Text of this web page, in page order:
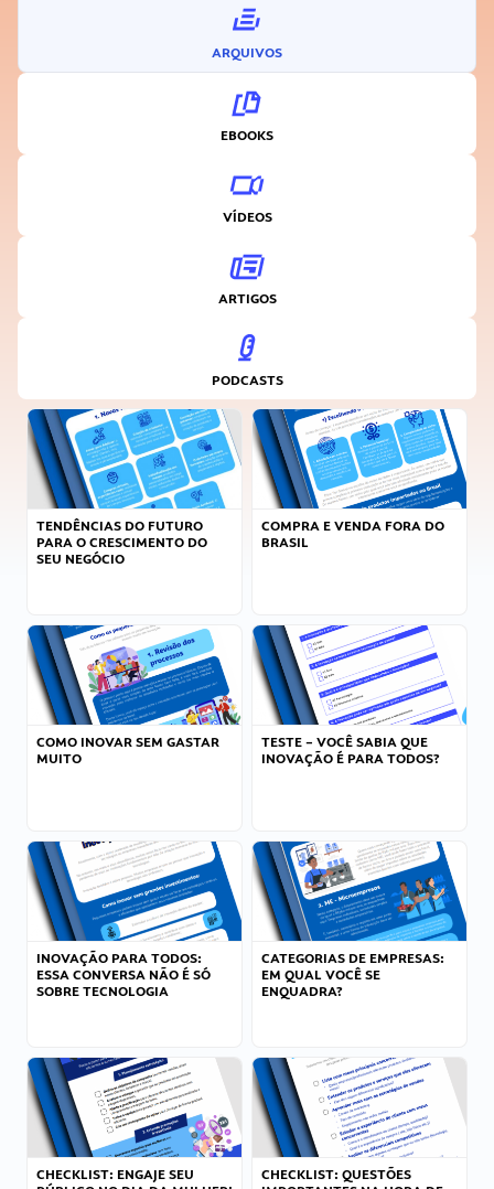
ARQUIVOS
EBOOKS
VÍDEOS
ARTIGOS
PODCASTS
TENDÊNCIAS DO FUTURO
PARA O CRESCIMENTO DO
SEU NEGÓCIO
COMPRA E VENDA FORA DO
BRASIL
COMO INOVAR SEM GASTAR
MUITO
TESTE – VOCÊ SABIA QUE
INOVAÇÃO É PARA TODOS?
INOVAÇÃO PARA TODOS:
ESSA CONVERSA NÃO É SÓ
SOBRE TECNOLOGIA
CATEGORIAS DE EMPRESAS:
EM QUAL VOCÊ SE
ENQUADRA?
CHECKLIST: ENGAJE SEU
CHECKLIST: QUESTÕES